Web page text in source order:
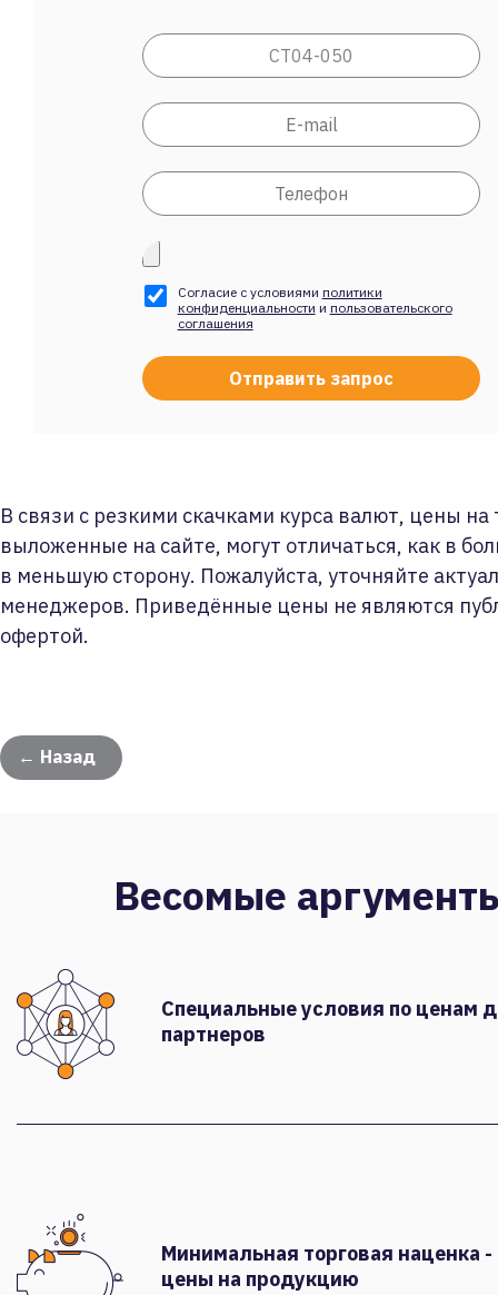
Согласие с условиями политики
конфиденциальности и пользовательского
соглашения
В связи с резкими скачками курса валют, цены на
выложенные на сайте, могут отличаться, как в
в меньшую сторону. Пожалуйста, уточняйте
менеджеров. Приведённые цены не являются
офертой.
← Назад
Весомые
Специальные условия по ценам
партнеров
Минимальная торговая наценка
цены на продукцию